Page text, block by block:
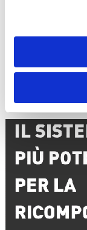
15WORKOUT